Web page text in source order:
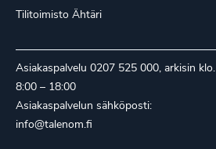
Tilitoimisto Ähtäri
Asiakaspalvelu 0207 525 000, arkisin klo.
8:00 – 18:00
Asiakaspalvelun sähköposti:
info@talenom.fi